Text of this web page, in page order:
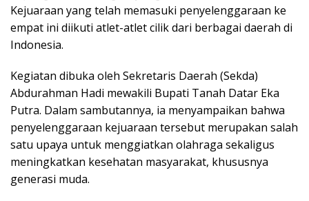
Kejuaraan yang telah memasuki penyelenggaraan ke
empat ini diikuti atlet-atlet cilik dari berbagai daerah di
Indonesia.
Kegiatan dibuka oleh Sekretaris Daerah (Sekda)
Abdurahman Hadi mewakili Bupati Tanah Datar Eka
Putra. Dalam sambutannya, ia menyampaikan bahwa
penyelenggaraan kejuaraan tersebut merupakan salah
satu upaya untuk menggiatkan olahraga sekaligus
meningkatkan kesehatan masyarakat, khususnya
generasi muda.